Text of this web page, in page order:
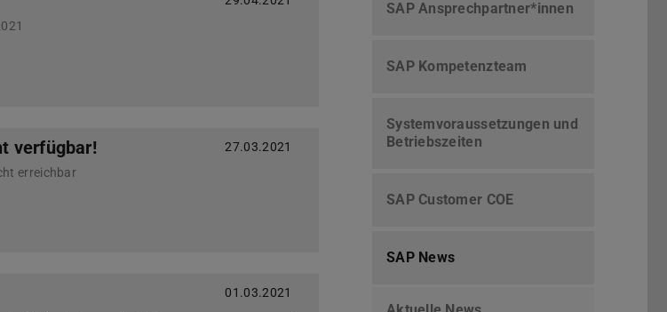
verfügbar!
27.03.2021
erreichbar
01.03.2021
SAP Ansprechpartner*innen
SAP Kompetenzteam
Systemvoraussetzungen und
Betriebszeiten
SAP Customer COE
SAP News